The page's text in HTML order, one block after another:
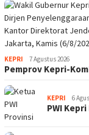
KEPRI 7 Agustus 2026
Pemprov Kepri-
KEPRI 6
PWI